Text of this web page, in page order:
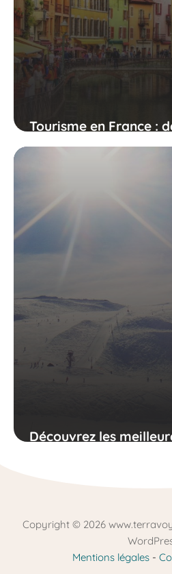
Tourisme en France :
Annecy
Découvrez les
Copyright © 2026
Mentions légales-